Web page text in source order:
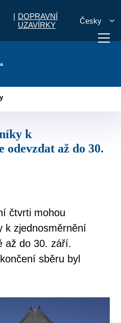
| DOPRAVNÍ
UZAVÍRKY
Česky
zaplatit
odevzdat až do 30.
čtvrti mohou
k zjednosměrnění
až do 30. září.
sběru byl